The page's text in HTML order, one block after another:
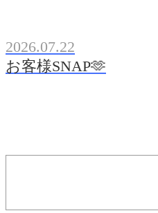
2026.07.22
お客様SNAP🫶